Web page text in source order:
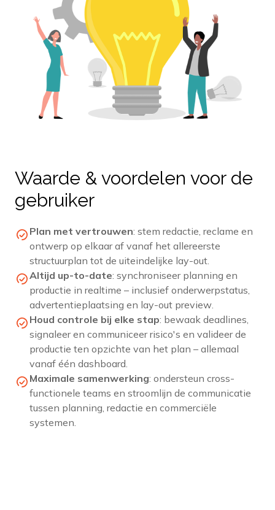
Waarde & voordelen voor de
gebruiker
Plan met vertrouwen: stem redactie, reclame en
ontwerp op elkaar af vanaf het allereerste
structuurplan tot de uiteindelijke lay-out.
Altijd up-to-date: synchroniseer planning en
productie in realtime – inclusief onderwerpstatus,
advertentieplaatsing en lay-out preview.
Houd controle bij elke stap: bewaak deadlines,
signaleer en communiceer risico's en valideerde
productie ten opzichte van het plan – allemaal
vanaf één dashboard.
Maximale samenwerking: ondersteun cross-
functionele teams en stroomlijn de communicatie
tussen planning, redactie en commerciële
systemen.